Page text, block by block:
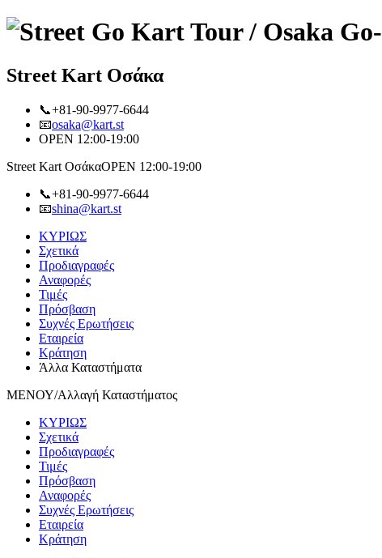
Street Kart Οσάκα
📞+81-90-9977-6644
📧osaka@kart.st
OPEN 12:00-19:00
Street Kart ΟσάκαOPEN 12:00-19:00
📞+81-90-9977-6644
📧shina@kart.st
ΚΥΡΙΩΣ
Σχετικά
Προδιαγραφές
Αναφορές
Τιμές
Πρόσβαση
Συχνές Ερωτήσεις
Εταιρεία
Κράτηση
Άλλα Καταστήματα
ΜΕΝΟΥ/Αλλαγή Καταστήματος
ΚΥΡΙΩΣ
Σχετικά
Προδιαγραφές
Τιμές
Πρόσβαση
Αναφορές
Συχνές Ερωτήσεις
Εταιρεία
Κράτηση